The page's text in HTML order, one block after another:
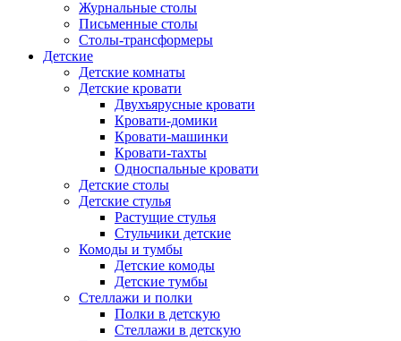
Журнальные столы
Письменные столы
Столы-трансформеры
Детские
Детские комнаты
Детские кровати
Двухъярусные кровати
Кровати-домики
Кровати-машинки
Кровати-тахты
Односпальные кровати
Детские столы
Детские стулья
Растущие стулья
Стульчики детские
Комоды и тумбы
Детские комоды
Детские тумбы
Стеллажи и полки
Полки в детскую
Стеллажи в детскую